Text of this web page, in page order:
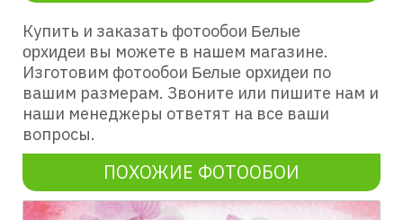
Купить и заказать фотообои Белые
орхидеи вы можете в нашем магазине.
Изготовим фотообои Белые орхидеи по
вашим размерам. Звоните или пишите нам и
наши менеджеры ответят на все ваши
вопросы.
ПОХОЖИЕ ФОТООБОИ